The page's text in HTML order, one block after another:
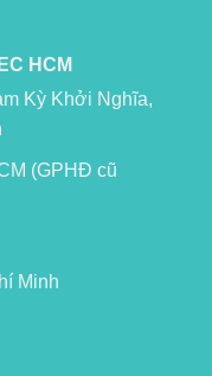
HCM
Kỳ Khởi Nghĩa,
(GPHĐ cũ
Minh